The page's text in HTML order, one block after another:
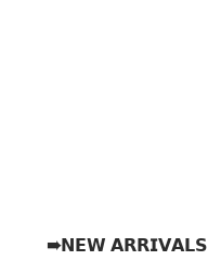
➠𝗡𝗘𝗪 𝗔𝗥𝗥𝗜𝗩𝗔𝗟𝗦